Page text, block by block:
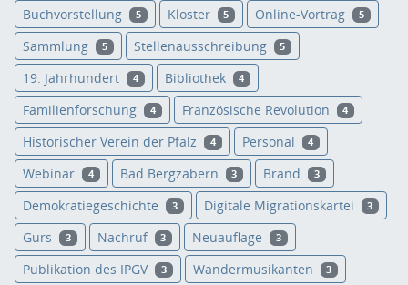
Buchvorstellung 5 Kloster 5 Online-Vortrag 5
Sammlung 5 Stellenausschreibung 5
19. Jahrhundert 4 Bibliothek 4
Familienforschung 4 Französische Revolution 4
Historischer Verein der Pfalz 4 Personal 4
Webinar 4 Bad Bergzabern 3 Brand 3
Demokratiegeschichte 3 Digitale Migrationskartei 3
Gurs 3 Nachruf 3 Neuauflage 3
Publikation des IPGV 3 Wandermusikanten 3